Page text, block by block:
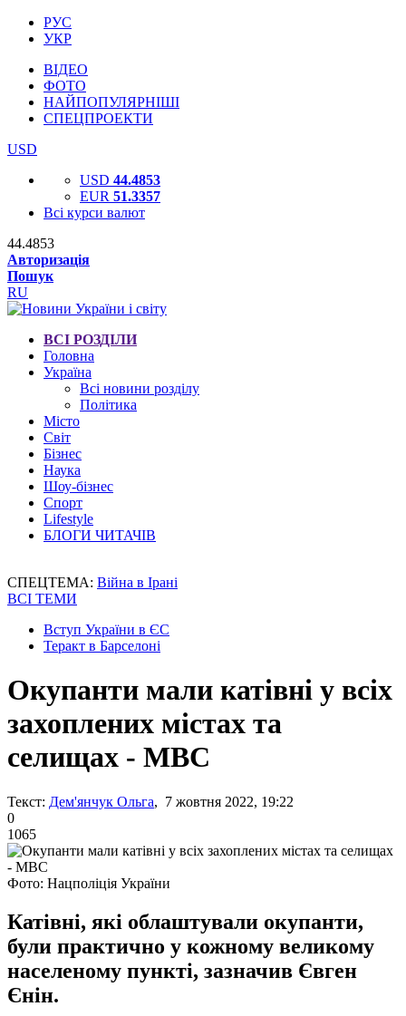
РУС
УКР
ВІДЕО
ФОТО
НАЙПОПУЛЯРНІШІ
СПЕЦПРОЕКТИ
USD
USD 44.4853
EUR 51.3357
Всі курси валют
44.4853
Авторизація
Пошук
RU
ВСІ РОЗДІЛИ
Головна
Україна
Всі новини розділу
Політика
Місто
Світ
Бізнес
Наука
Шоу-бізнес
Спорт
Lifestyle
БЛОГИ ЧИТАЧІВ
СПЕЦТЕМА: Війна в Ірані
ВСІ ТЕМИ
Вступ України в ЄС
Теракт в Барселоні
Окупанти мали катівні у всіх
захоплених містах та
селищах - МВС
Текст: Дем'янчук Ольга, 7 жовтня 2022, 19:22
0
1065
Фото: Нацполіція України
Катівні, які облаштували окупанти,
були практично у кожному великому
населеному пункті, зазначив Євген
Єнін.